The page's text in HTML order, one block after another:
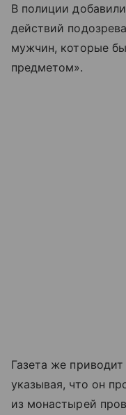
В полиции
действий
мужчин, которые
предметом».
Газета же
указывая, что он
из монастырей